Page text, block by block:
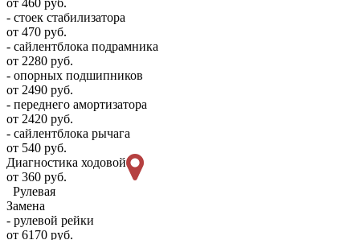
- стоек стабилизатора
от 470 руб.
- сайлентблока подрамника
от 2280 руб.
- опорных подшипников
от 2490 руб.
- переднего амортизатора
от 2420 руб.
- сайлентблока рычага
от 540 руб.
Диагностика ходовой
от 360 руб.
Рулевая
Замена
- рулевой рейки
от 6170 руб.